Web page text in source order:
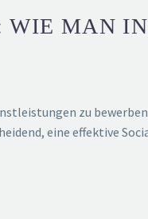
MAN
zu
eine effektive